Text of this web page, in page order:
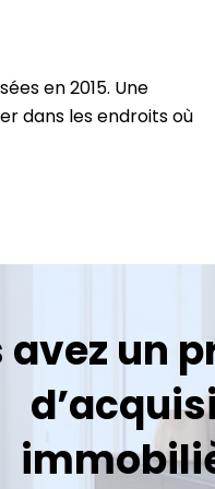
en 2015. Une
dans les endroits où
avez un